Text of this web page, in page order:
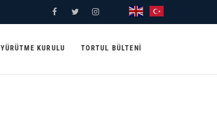
FacebookTwitterInstagramYouTube
YÜRÜTME KURULU TORTUL BÜLTENI